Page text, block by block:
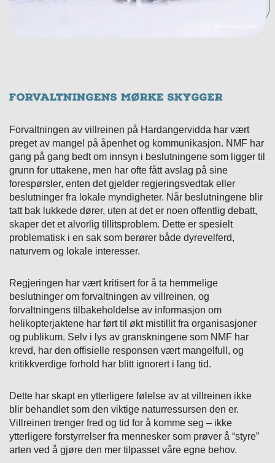
Forvaltningens mørke skygger
Forvaltningen av villreinen på Hardangervidda har vært
preget av mangel på åpenhet og kommunikasjon. NMF har
gang på gang bedt om innsyn i beslutningene som ligger til
grunn for uttakene, men har ofte fått avslag på sine
forespørsler, enten det gjelder regjeringsvedtak eller
beslutninger fra lokale myndigheter. Når beslutningene blir
tatt bak lukkede dører, uten at det er noen offentlig debatt,
skaper det et alvorlig tillitsproblem. Dette er spesielt
problematisk i en sak som berører både dyrevelferd,
naturvern og lokale interesser.
Regjeringen har vært kritisert for å ta hemmelige
beslutninger om forvaltningen av villreinen, og
forvaltningens tilbakeholdelse av informasjon om
helikopterjaktene har ført til økt mistillit fra organisasjoner
og publikum. Selv i lys av granskningene som NMF har
krevd, har den offisielle responsen vært mangelfull, og
kritikkverdige forhold har blitt ignorert i lang tid.
Dette har skapt en ytterligere følelse av at villreinen ikke
blir behandlet som den viktige naturressursen den er.
Villreinen trenger fred og tid for å komme seg – ikke
ytterligere forstyrrelser fra mennesker som prøver å “styre”
arten ved å gjøre den mer tilpasset våre egne behov.